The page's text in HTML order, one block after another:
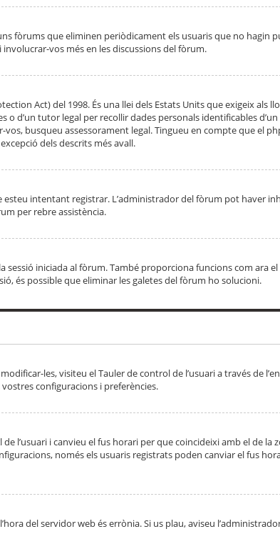
fòrums que eliminen periòdicament els usuaris que no hagin
vos més en les discussions del fòrum.
Act) del 1998. És una llei dels Estats Units que exigeix als
d’un tutor legal per recollir dades personals identificables
busqueu assessorament legal. Tingueu en compte que el
dels descrits més avall.
esteu intentant registrar. L’administrador del fòrum pot haver
per rebre assistència.
iniciada al fòrum. També proporciona funcions com ara
és possible que eliminar les galetes del fòrum ho solucioni.
les, visiteu el Tauler de control de l’usuari a través de
configuracions i preferències.
l’usuari i canvieu el fus horari per que coincideixi amb el de la
només els usuaris registrats poden canviar el fus
del servidor web és errònia. Si us plau, aviseu